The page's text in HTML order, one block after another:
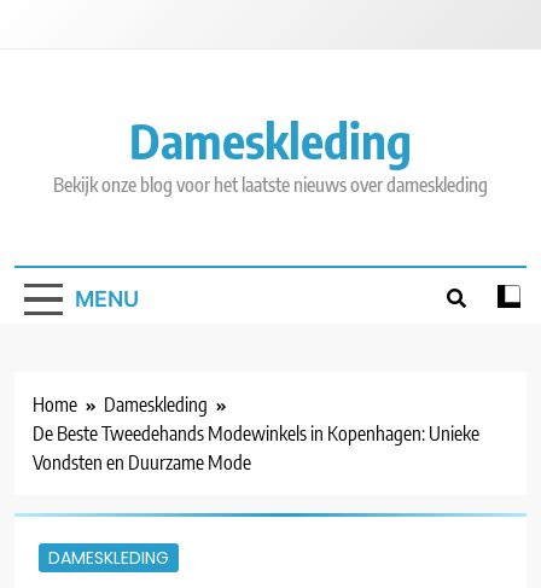
Dameskleding
Bekijk onze blog voor het laatste nieuws over dameskleding
MENU
Home
Dameskleding
De Beste Tweedehands Modewinkels in Kopenhagen: Unieke
Vondsten en Duurzame Mode
DAMESKLEDING